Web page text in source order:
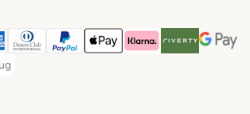
Method
Express Payment Method
Diners Club Payment Method
PayPal Payment Method
Apple Pay Payment Method
Klarna Payment Method
Riverty Payment
Google
Payment Method